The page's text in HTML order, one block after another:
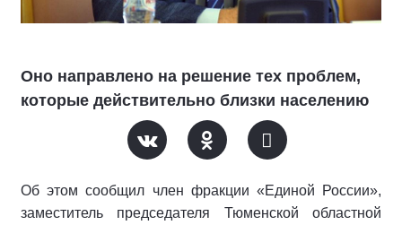
Оно направлено на решение тех проблем,
которые действительно близки населению
Об этом сообщил член фракции «Единой России»,
заместитель председателя Тюменской областной